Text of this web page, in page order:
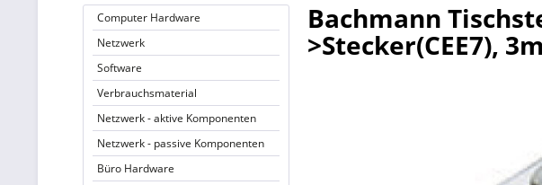
Computer Hardware
Netzwerk
Software
Verbrauchsmaterial
Netzwerk - aktive Komponenten
Netzwerk - passive Komponenten
Büro Hardware
Bachmann
>Stecker(CEE7),